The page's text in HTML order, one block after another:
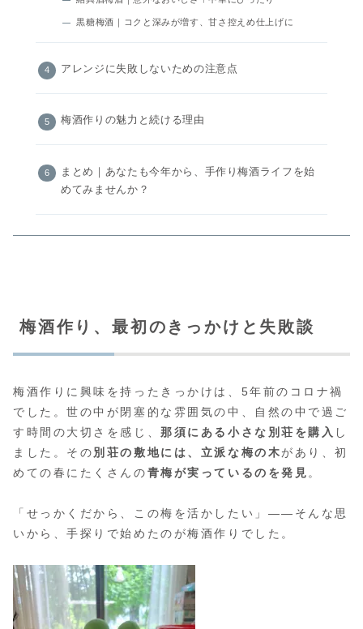
黒糖梅酒｜コクと深みが増す、甘さ控えめ仕上げに
アレンジに失敗しないための注意点
梅酒作りの魅力と続ける理由
まとめ｜あなたも今年から、手作り梅酒ライフを始
めてみませんか？
梅酒作り、最初のきっかけと失敗談
梅酒作りに興味を持ったきっかけは、5年前のコロナ禍
でした。世の中が閉塞的な雰囲気の中、自然の中で過ご
す時間の大切さを感じ、那須にある小さな別荘を購入 し
ました。その別荘の敷地には、立派な梅の木があり、初
めての春にたくさんの青梅が実っているのを発見。
「せっかくだから、この梅を活かしたい」——そんな思
いから、手探りで始めたのが梅酒作りでした。